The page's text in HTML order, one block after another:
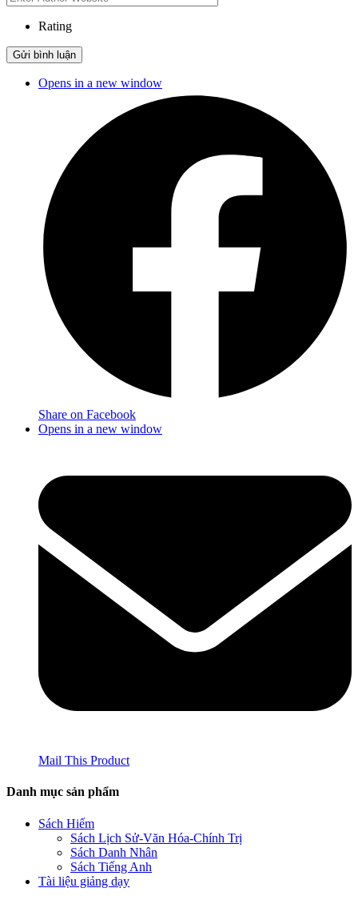
Rating
Opens in a new window
Share on Facebook
Opens in a new window
Mail This Product
Danh mục sản phẩm
Sách Hiếm
Sách Lịch Sử-Văn Hóa-Chính Trị
Sách Danh Nhân
Sách Tiếng Anh
Tài liệu giảng dạy